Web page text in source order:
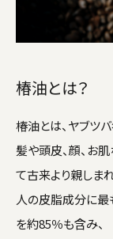
椿油とは？
椿油とは、ヤブツ
髪や頭皮、顔、お
て古来より親しま
人の皮脂成分に最
を約85％も含み、